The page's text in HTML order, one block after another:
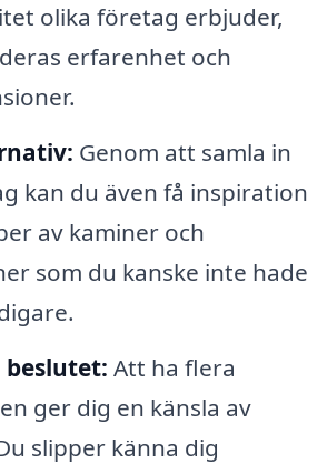
olika företag erbjuder,
erfarenhet och
Genom att samla in
kan du även få inspiration
av kaminer och
som du kanske inte hade
beslutet: Att ha flera
ger dig en känsla av
slipper känna dig